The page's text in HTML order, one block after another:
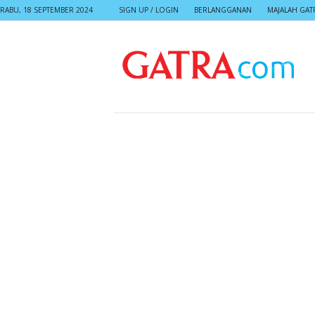
RABU, 18 SEPTEMBER 2024 SIGN UP / LOGIN BERLANGGANAN MAJALAH